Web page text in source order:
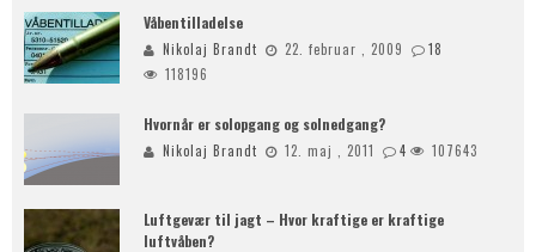
Våbentilladelse
Nikolaj Brandt 22. februar , 2009
18
118196
Hvornår er solopgang og solnedgang?
Nikolaj Brandt 12. maj , 2011 4 107643
Luftgevær til jagt – Hvor kraftige er kraftige
luftvåben?